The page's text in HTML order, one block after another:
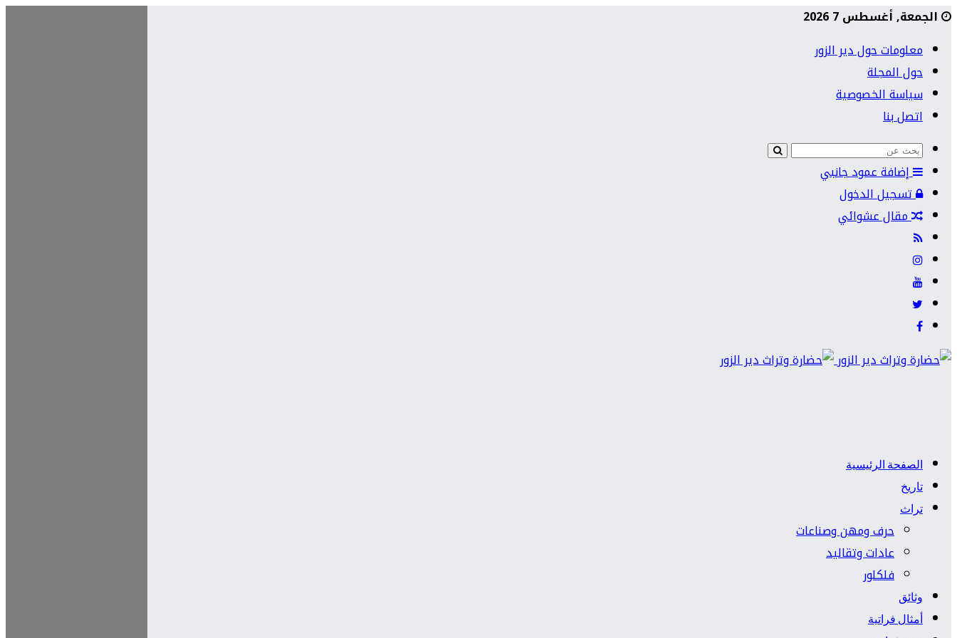
الجمعة, أغسطس 7 2026
معلومات حول دير الزور
حول المجلة
سياسة الخصوصية
اتصل بنا
إضافة عمود جانبي
تسجيل الدخول
مقال عشوائي
الصفحة الرئيسية
تاريخ
تراث
حرف ومهن وصناعات
عادات وتقاليد
فلكلور
وثائق
أمثال فراتية